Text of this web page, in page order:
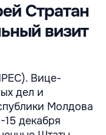
Стратан
визит
Вице-
дел и
Молдова
декабря